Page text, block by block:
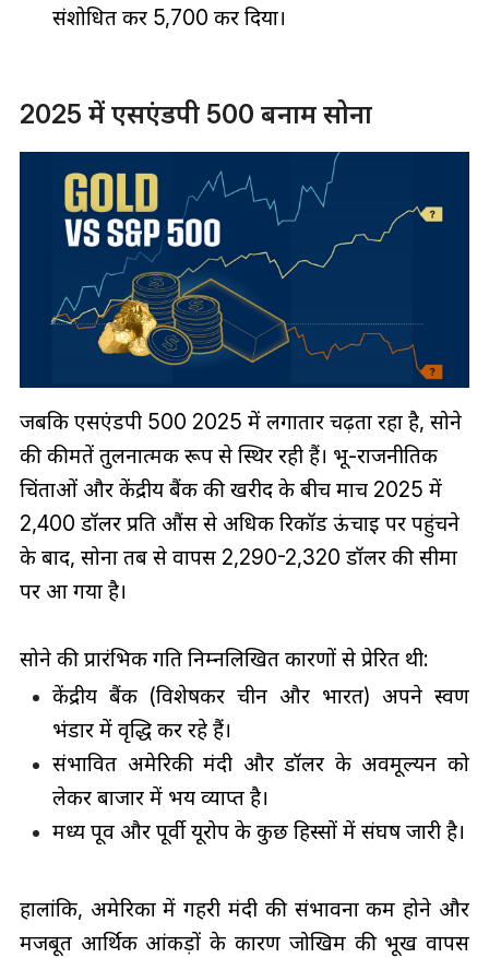
संशोधित कर 5,700 कर दिया।
2025 में एसएंडपी 500 बनाम सोना
जबकि एसएंडपी 500 2025 में लगातार चढ़ता रहा है, सोने
की कीमतें तुलनात्मक रूप से स्थिर रही हैं। भू-राजनीतिक
चिंताओं और केंद्रीय बैंक की खरीद के बीच मार्च 2025 में
2,400 डॉलर प्रति औंस से अधिक रिकॉर्ड ऊंचाई पर पहुंचने
के बाद, सोना तब से वापस 2,290-2,320 डॉलर की सीमा
पर आ गया है।
सोने की प्रारंभिक गति निम्नलिखित कारणों से प्रेरित थी:
केंद्रीय बैंक (विशेषकर चीन और भारत) अपने स्वर्ण
भंडार में वृद्धि कर रहे हैं।
संभावित अमेरिकी मंदी और डॉलर के अवमूल्यन को
लेकर बाजार में भय व्याप्त है।
मध्य पूर्व और पूर्वी यूरोप के कुछ हिस्सों में संघर्ष जारी है।
हालांकि, अमेरिका में गहरी मंदी की संभावना कम होने और
मजबूत आर्थिक आंकड़ों के कारण जोखिम की भूख वापस